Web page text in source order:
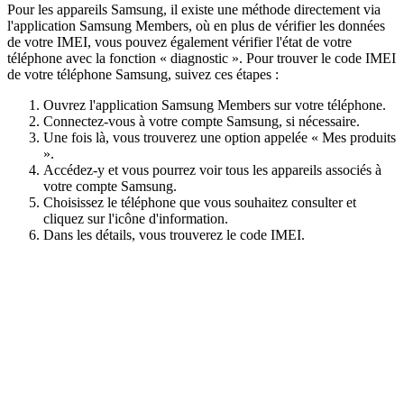
Pour les appareils Samsung, il existe une méthode directement via
l'application Samsung Members, où en plus de vérifier les données
de votre IMEI, vous pouvez également vérifier l'état de votre
téléphone avec la fonction « diagnostic ». Pour trouver le code IMEI
de votre téléphone Samsung, suivez ces étapes :
Ouvrez l'application Samsung Members sur votre téléphone.
Connectez-vous à votre compte Samsung, si nécessaire.
Une fois là, vous trouverez une option appelée « Mes produits
».
Accédez-y et vous pourrez voir tous les appareils associés à
votre compte Samsung.
Choisissez le téléphone que vous souhaitez consulter et
cliquez sur l'icône d'information.
Dans les détails, vous trouverez le code IMEI.